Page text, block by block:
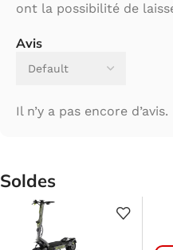
Avis
Il n’y a pas encore d’avis.
ont la possibilité de
Soldes